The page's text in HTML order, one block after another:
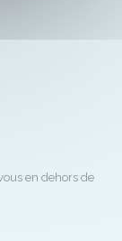
en dehors de